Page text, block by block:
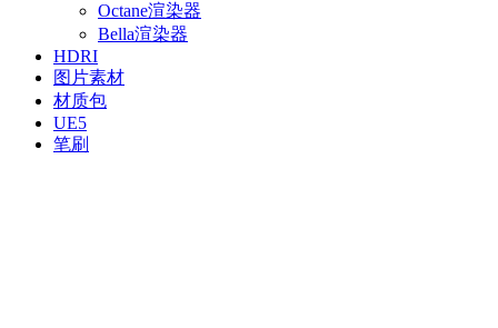
Octane渲染器
Bella渲染器
HDRI
图片素材
材质包
UE5
笔刷